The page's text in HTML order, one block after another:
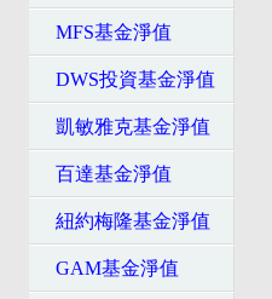
MFS基金淨值
DWS投資基金淨值
凱敏雅克基金淨值
百達基金淨值
紐約梅隆基金淨值
GAM基金淨值